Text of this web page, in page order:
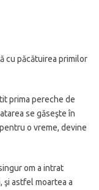
cu păcătuirea primilor
prima pereche de
se găseşte în
o vreme, devine
om a intrat
şi astfel moartea a